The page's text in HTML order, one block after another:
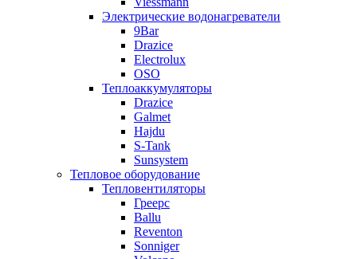
Электрические водонагреватели
9Bar
Drazice
Electrolux
OSO
Теплоаккумуляторы
Drazice
Galmet
Hajdu
S-Tank
Sunsystem
Тепловое оборудование
Тепловентиляторы
Греерс
Ballu
Reventon
Sonniger